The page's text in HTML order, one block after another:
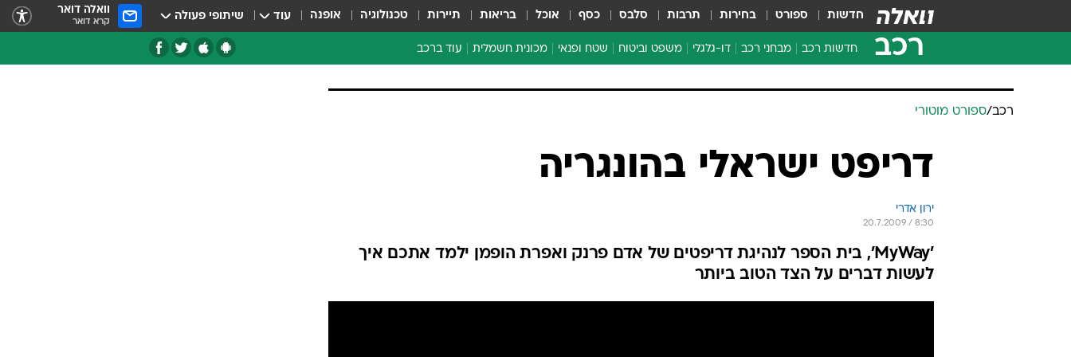
חדשות ספורט בחירות תרבות סלבס כסף אוכל בריאות תיירות טכנולוגיה אופנה עוד שיתופי פעולה וואלה דואר
קרא דואר
רכב חדשות רכב מבחני רכב דו-גלגלי משפט וביטוח שטח ופנאי מכונית חשמלית עוד ברכב
משומשות
רכב/ספורט מוטורי
דריפט ישראלי בהונגריה
ירון אדרי
20.7.2009 / 8:30
'MyWay', בית הספר לנהיגת דריפטים של אדם פרנק ואפרת הופמן ילמד אתכם איך
לעשות דברים על הצד הטוב ביותר